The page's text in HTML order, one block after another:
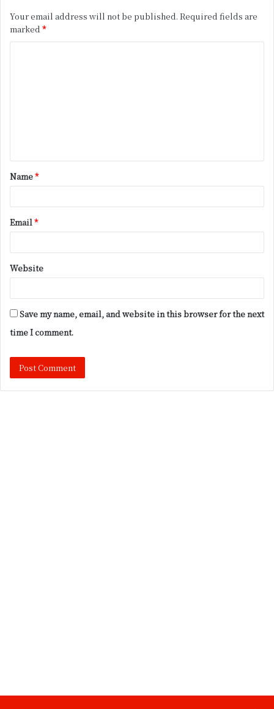
Your email address will not be published. Required fields are
marked *
t
*
Name*
Email*
Website
Save my name, email, and website in this browser for the next
time I comment.